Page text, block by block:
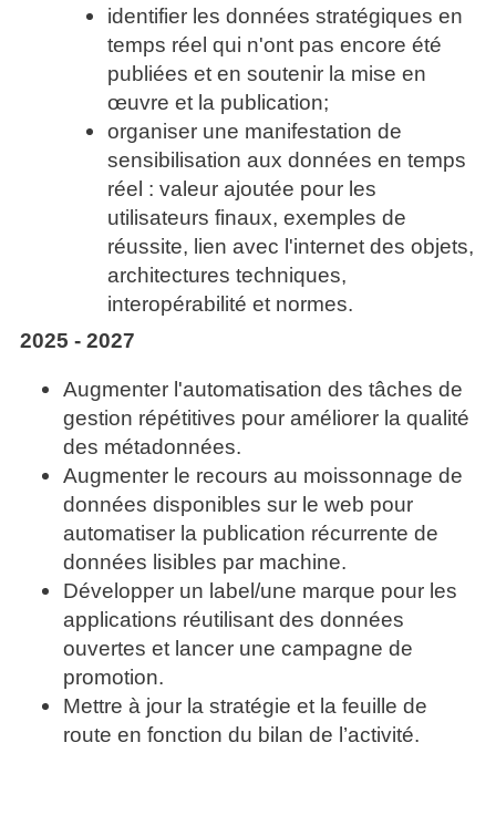
identifier les données stratégiques en
temps réel qui n'ont pas encore été
publiées et en soutenir la mise en
œuvre et la publication;
organiser une manifestation de
sensibilisation aux données en temps
réel : valeur ajoutée pour les
utilisateurs finaux, exemples de
réussite, lien avec l'internet des objets,
architectures techniques,
interopérabilité et normes.
2025 - 2027
Augmenter l'automatisation des tâches de
gestion répétitives pour améliorer la qualité
des métadonnées.
Augmenter le recours au moissonnage de
données disponibles sur le web pour
automatiser la publication récurrente de
données lisibles par machine.
Développer un label/une marque pour les
applications réutilisant des données
ouvertes et lancer une campagne de
promotion.
Mettre à jour la stratégie et la feuille de
route en fonction du bilan de l’activité.